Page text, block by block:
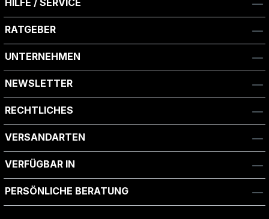
HILFE / SERVICE
RATGEBER
UNTERNEHMEN
NEWSLETTER
RECHTLICHES
VERSANDARTEN
VERFÜGBAR IN
PERSÖNLICHE BERATUNG